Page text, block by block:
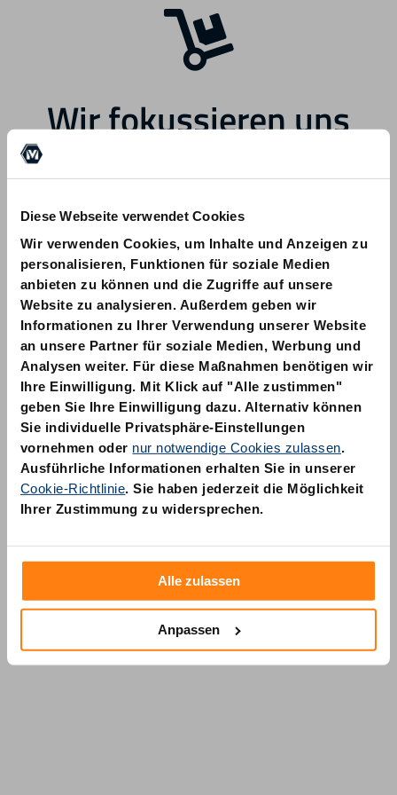
Diese Webseite verwendet Cookies
Wir verwenden Cookies, um Inhalte und Anzeigen zu
personalisieren, Funktionen für soziale Medien
anbieten zu können und die Zugriffe auf unsere
Website zu analysieren. Außerdem geben wir
Informationen zu Ihrer Verwendung unserer Website
an unsere Partner für soziale Medien, Werbung und
Analysen weiter. Für diese Maßnahmen benötigen wir
Ihre Einwilligung. Mit Klick auf "Alle zustimmen"
geben Sie Ihre Einwilligung dazu. Alternativ können
Sie individuelle Privatsphäre-Einstellungen
vornehmen oder nur notwendige Cookies zulassen.
Ausführliche Informationen erhalten Sie in unserer
Cookie-Richtlinie. Sie haben jederzeit die Möglichkeit
Ihrer Zustimmung zu widersprechen.
Alle zulassen
Anpassen
Wir fokussieren uns
zukünftig auf andere
Bereiche.
Bei Fragen zu Ihrer Bestellung wenden
Sie sich bitte an info@am-quality.com
AM Quality GmbH
Wolfsstraße 6-14